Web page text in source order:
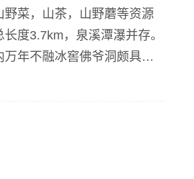
菜，山茶，山野蘑等资源
度3.7km，泉溪潭瀑并存。
年不融冰窖佛爷洞颇具神